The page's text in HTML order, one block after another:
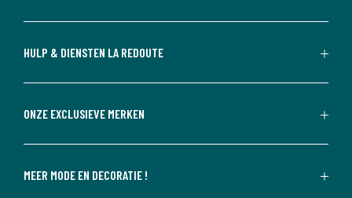
HULP & DIENSTEN LA REDOUTE
ONZE EXCLUSIEVE MERKEN
MEER MODE EN DECORATIE !